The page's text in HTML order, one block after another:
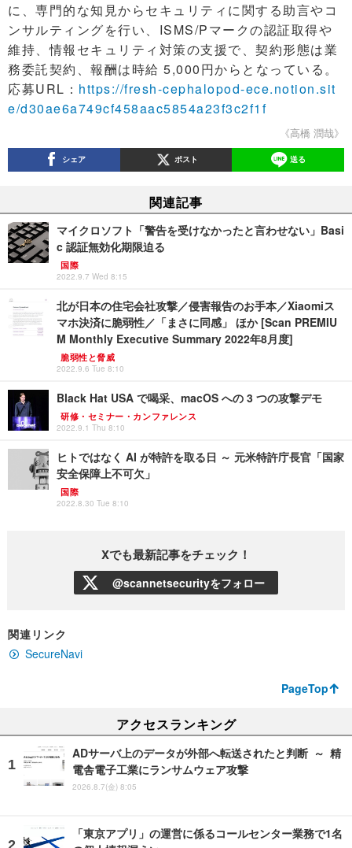
に、専門的な知見からセキュリティに関する助言やコ
ンサルティングを行い、ISMS/Pマークの認証取得や
維持、情報セキュリティ対策の支援で、契約形態は業
務委託契約、報酬は時給 5,000円からとなっている。
応募URL： https://fresh-cephalopod-ece.notion.sit
e/d30ae6a749cf458aac5854a23f3c2f1f
《高橋 潤哉》
シェア ポスト 送る
関連記事
マイクロソフト「警告を受けなかったと言わせない」Basi
c 認証無効化期限迫る
国際
2022.9.7 Wed 8:15
北が日本の住宅会社攻撃／侵害報告のお手本／Xiaomiス
マホ決済に脆弱性／「まさに同感」 ほか [Scan PREMIU
M Monthly Executive Summary 2022年8月度]
脆弱性と脅威
2022.9.6 Tue 8:10
Black Hat USA で喝采、macOS への 3 つの攻撃デモ
研修・セミナー・カンファレンス
2022.9.1 Thu 8:10
ヒトではなく AI が特許を取る日 ～ 元米特許庁長官「国家
安全保障上不可欠」
国際
2022.8.30 Tue 8:10
Xでも最新記事をチェック！
@scannetsecurityをフォロー
関連リンク
SecureNavi
PageTop
アクセスランキング
ADサーバ上のデータが外部へ転送されたと判断 ～ 精
電舎電子工業にランサムウェア攻撃
2026.8.7(金) 8:05
「東京アプリ」の運営に係るコールセンター業務で1名